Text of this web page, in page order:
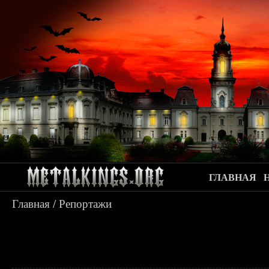
ГЛАВНАЯ
Главная /Репортажи